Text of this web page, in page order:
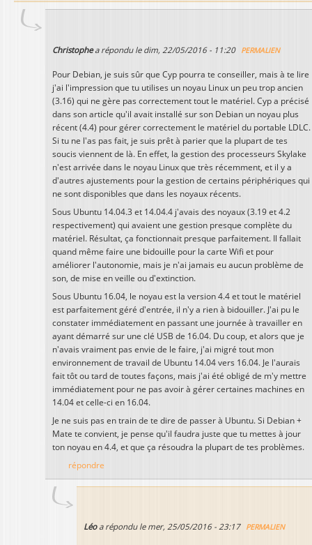
Christophea répondu le dim, 22/05/2016 - 11:20 PERMALIEN
Pour Debian, je suis sûr que Cyp pourra te conseiller, mais à te lire
j'ai l'impression que tu utilises un noyau Linux un peu trop ancien
(3.16) qui ne gère pas correctement tout le matériel. Cyp a précisé
dans son article qu'il avait installé sur son Debian un noyau plus
récent (4.4) pour gérer correctement le matériel du portable LDLC.
Si tu ne l'as pas fait, je suis prêt à parier que la plupart de tes
soucis viennent de là. En effet, la gestion des processeurs Skylake
n'est arrivée dans le noyau Linux que très récemment, et il y a
d'autres ajustements pour la gestion de certains périphériques qui
ne sont disponibles que dans les noyaux récents.
Sous Ubuntu 14.04.3 et 14.04.4 j'avais des noyaux (3.19 et 4.2
respectivement) qui avaient une gestion presque complète du
matériel. Résultat, ça fonctionnait presque parfaitement. Il fallait
quand même faire une bidouille pour la carte Wifi et pour
améliorer l'autonomie, mais je n'ai jamais eu aucun problème de
son, de mise en veille ou d'extinction.
Sous Ubuntu 16.04, le noyau est la version 4.4 et tout le matériel
est parfaitement géré d'entrée, il n'y a rien à bidouiller. J'ai pu le
constater immédiatement en passant une journée à travailler en
ayant démarré sur une clé USB de 16.04. Du coup, et alors que je
n'avais vraiment pas envie de le faire, j'ai migré tout mon
environnement de travail de Ubuntu 14.04 vers 16.04. Je l'aurais
fait tôt ou tard de toutes façons, mais j'ai été obligé de m'y mettre
immédiatement pour ne pas avoir à gérer certaines machines en
14.04 et celle-ci en 16.04.
Je ne suis pas en train de te dire de passer à Ubuntu. Si Debian +
Mate te convient, je pense qu'il faudra juste que tu mettes à jour
ton noyau en 4.4, et que ça résoudra la plupart de tes problèmes.
répondre
Léoa répondu le mer, 25/05/2016 - 23:17 PERMALIEN